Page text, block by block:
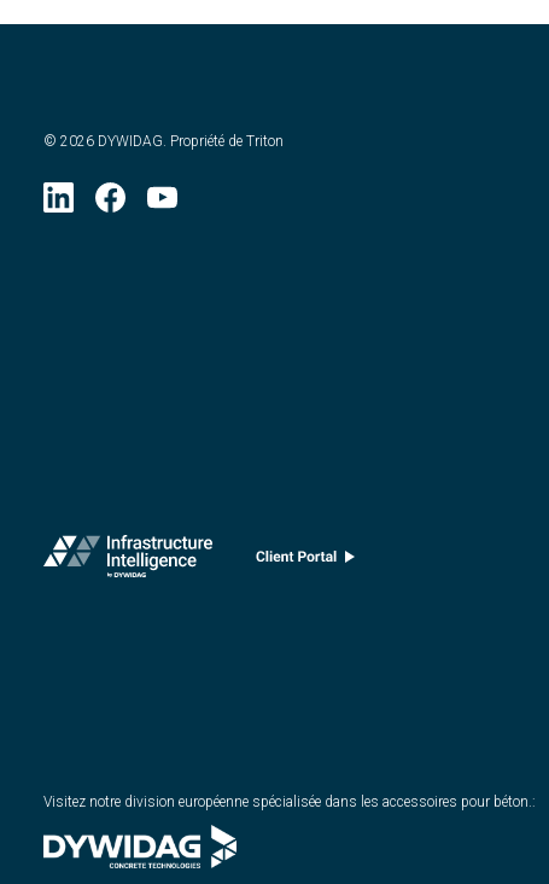
© 2026 DYWIDAG. Propriété de Triton
Visitez notre division européenne spécialisée dans les accessoires pour béton. :